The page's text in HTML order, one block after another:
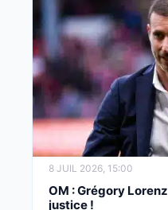
8 JUIL 2026, 15:00
OM : Grégory
justice !